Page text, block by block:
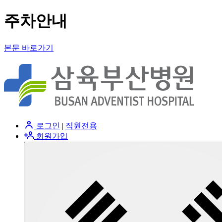
주차안내
본문 바로가기
로그인 | 직원전용
회원가입